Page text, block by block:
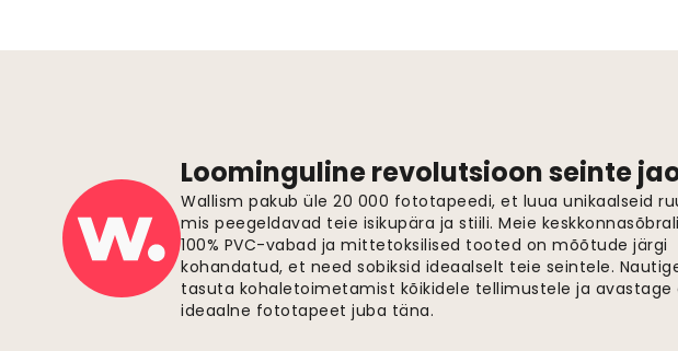
Loominguline revolutsioon seinte
Wallism pakub üle 20 000 fototapeedi, et luua unikaalseid
mis peegeldavad teie isikupära ja stiili. Meie
100% PVC-vabad ja mittetoksilised tooted on mõõtude järgi
kohandatud, et need sobiksid ideaalselt teie seintele.
tasuta kohaletoimetamist kõikidele tellimustele ja avastage
ideaalne fototapeet juba täna.